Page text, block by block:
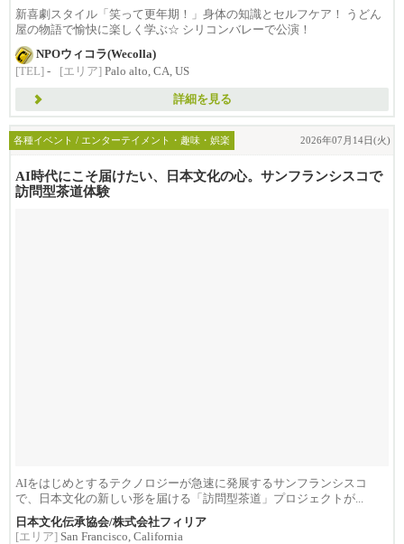
新喜劇スタイル「笑って更年期！」身体の知識とセルフケア！ うどん
屋の物語で愉快に楽しく学ぶ☆ シリコンバレーで公演！
NPOウィコラ(Wecolla)
[TEL] - [エリア] Palo alto, CA, US
詳細を見る
各種イベント / エンターテイメント・趣味・娯楽 2026年07月14日(火)
AI時代にこそ届けたい、日本文化の心。サンフランシスコで
訪問型茶道体験
AIをはじめとするテクノロジーが急速に発展するサンフランシスコ
で、日本文化の新しい形を届ける「訪問型茶道」プロジェクトが...
日本文化伝承協会/株式会社フィリア
[エリア] San Francisco, California